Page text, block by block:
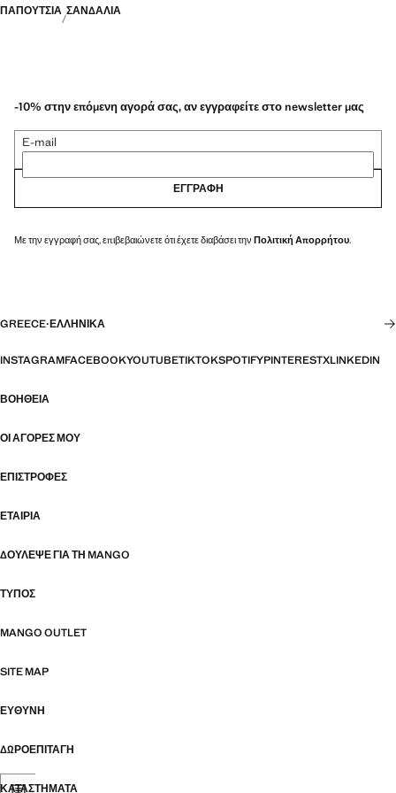
ΠΑΠΟΎΤΣΙΑ ΣΑΝΔΆΛΙΑ
-10% στην επόμενη αγορά σας, αν εγγραφείτε στο newsletter μας
E-mail
ΕΓΓΡΑΦΉ
Με την εγγραφή σας, επιβεβαιώνετε ότι έχετε διαβάσει την Πολιτική Απορρήτου.
GREECE·ΕΛΛΗΝΙΚΆ
INSTAGRAMFACEBOOKYOUTUBETIKTOKSPOTIFYPINTERESTXLINKEDIN
ΒΟΉΘΕΙΑ
ΟΙ ΑΓΟΡΈΣ ΜΟΥ
ΕΠΙΣΤΡΟΦΈΣ
ΕΤΑΙΡΊΑ
ΔΟΎΛΕΨΕ ΓΙΑ ΤΗ MANGO
ΤΎΠΟΣ
MANGO OUTLET
SITE MAP
ΕΥΘΥΝΗ
ΔΩΡΟΕΠΙΤΑΓΉ
ΚΑΤΑΣΤΉΜΑΤΑ